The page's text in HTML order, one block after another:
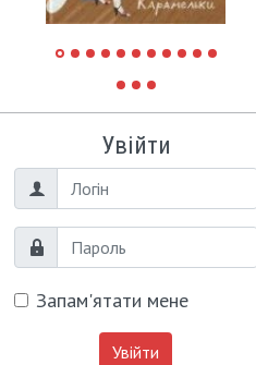
Увійти
Логін
Пароль
Запам'ятати мене
Увійти